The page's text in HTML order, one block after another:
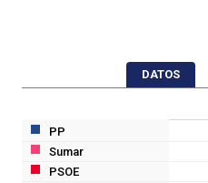
DATOS
PP
Sumar
PSOE